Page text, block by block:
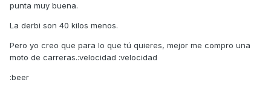
punta muy buena.
La derbi son 40 kilos menos.
Pero yo creo que para lo que tú quieres, mejor me compro una
moto de carreras.:velocidad :velocidad
:beer